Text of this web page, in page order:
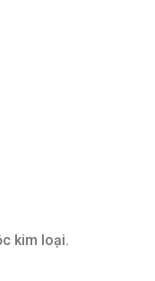
kim loại.